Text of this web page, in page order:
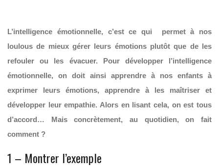
L’intelligence émotionnelle, c’est ce qui permet à nos
loulous de mieux gérer leurs émotions plutôt que de les
refouler ou les évacuer. Pour développer l’intelligence
émotionnelle, on doit ainsi apprendre à nos enfants à
exprimer leurs émotions, apprendre à les maîtriser et
développer leur empathie. Alors en lisant cela, on est tous
d’accord… Mais concrètement, au quotidien, on fait
comment ?
1 – Montrer l’exemple